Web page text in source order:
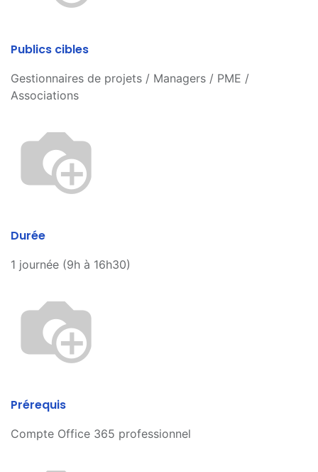
Publics cibles
Gestionnaires de projets / Managers / PME /
Associations
Durée
1 journée (9h à 16h30)
Prérequis
Compte Office 365 professionnel